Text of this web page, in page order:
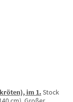
im 1.Stock